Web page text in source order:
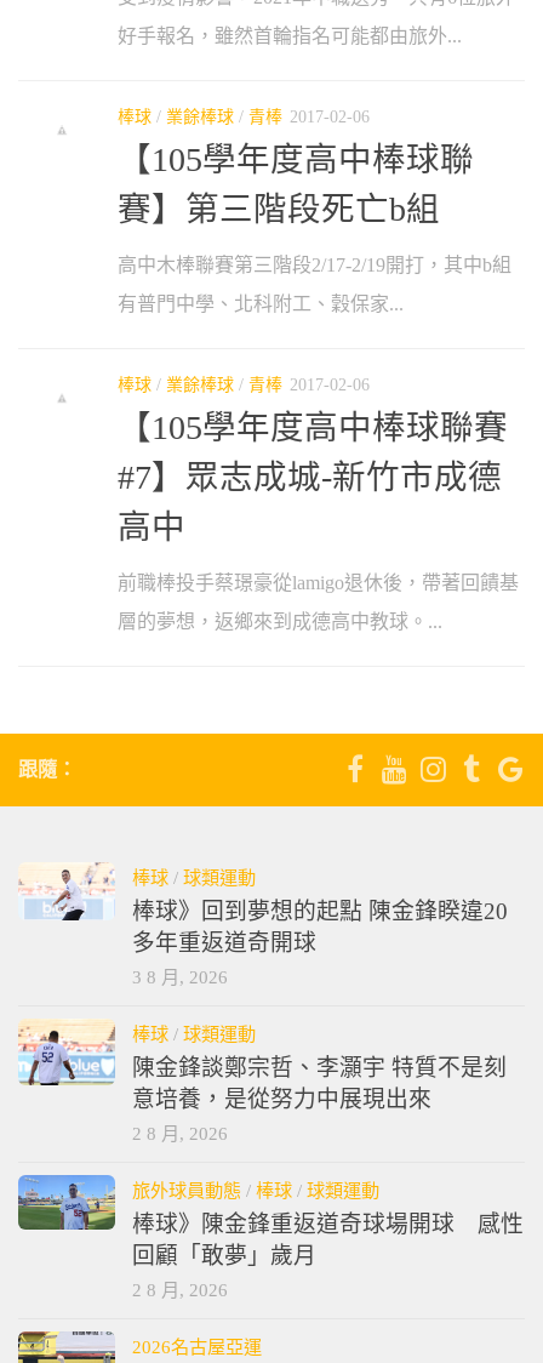
好手報名，雖然首輪指名可能都由旅外...
棒球 / 業餘棒球 / 青棒 2017-02-06
【105學年度高中棒球聯
賽】第三階段死亡b組
高中木棒聯賽第三階段2/17-2/19開打，其中b組
有普門中學、北科附工、穀保家...
棒球 / 業餘棒球 / 青棒 2017-02-06
【105學年度高中棒球聯賽
#7】眾志成城-新竹市成德
高中
前職棒投手蔡璟豪從lamigo退休後，帶著回饋基
層的夢想，返鄉來到成德高中教球。...
跟隨：
棒球 / 球類運動
棒球》回到夢想的起點 陳金鋒睽違20
多年重返道奇開球
3 8 月, 2026
棒球 / 球類運動
陳金鋒談鄭宗哲、李灝宇 特質不是刻
意培養，是從努力中展現出來
2 8 月, 2026
旅外球員動態 / 棒球 / 球類運動
棒球》陳金鋒重返道奇球場開球 感性
回顧「敢夢」歲月
2 8 月, 2026
2026名古屋亞運